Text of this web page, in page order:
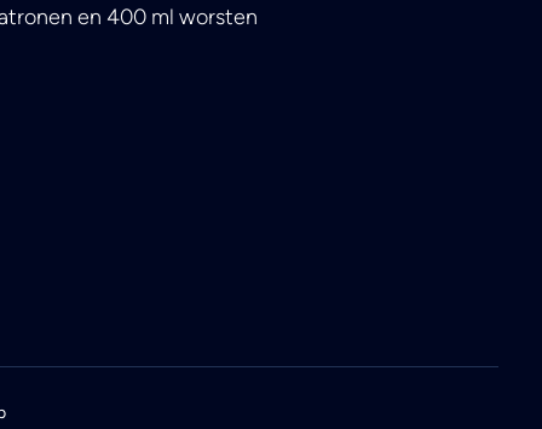
en 400 ml worsten